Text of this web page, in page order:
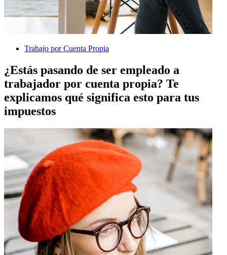
Trabajo por Cuenta Propia
¿Estás pasando de ser empleado a
trabajador por cuenta propia? Te
explicamos qué significa esto para tus
impuestos